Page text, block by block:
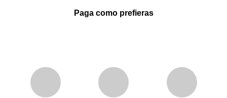
Paga como prefieras